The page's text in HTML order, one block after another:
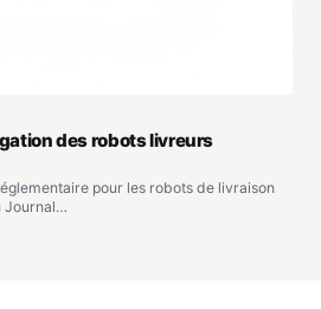
des robots livreurs
pour les robots de livraison
Journal…